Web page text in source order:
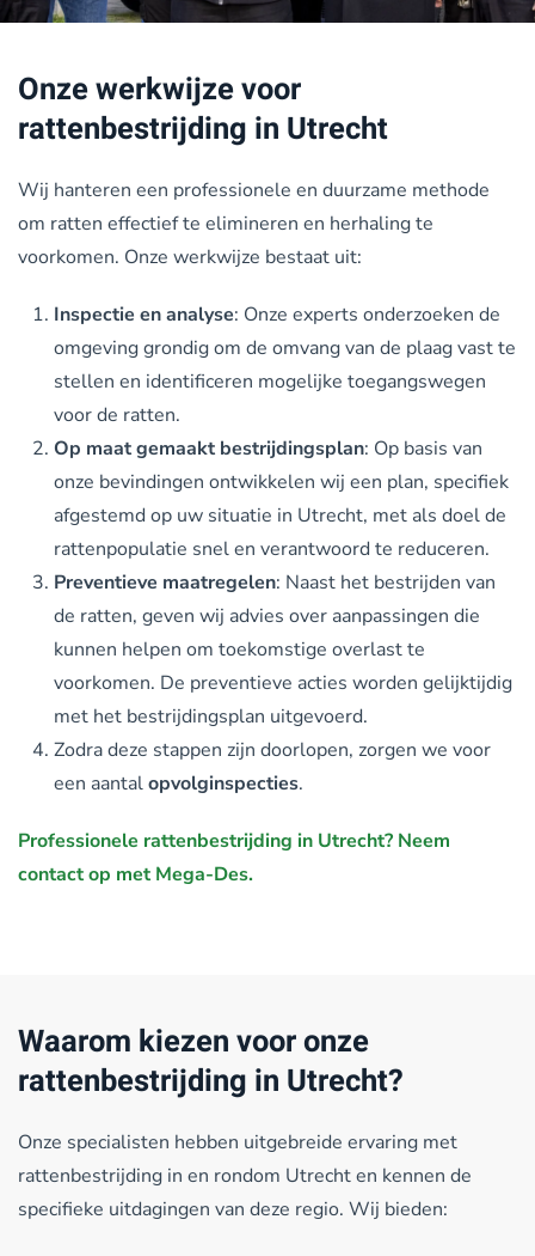
Onze werkwijze voor
rattenbestrijding in Utrecht
Wij hanteren een professionele en duurzame methode
om ratten effectief te elimineren en herhaling te
voorkomen. Onze werkwijze bestaat uit:
Inspectie en analyse: Onze experts onderzoeken de
omgeving grondig om de omvang van de plaag vast te
stellen en identificeren mogelijke toegangswegen
voor de ratten.
Op maat gemaakt bestrijdingsplan: Op basis van
onze bevindingen ontwikkelen wij een plan, specifiek
afgestemd op uw situatie in Utrecht, met als doel de
rattenpopulatie snel en verantwoord te reduceren.
Preventieve maatregelen: Naast het bestrijden van
de ratten, geven wij advies over aanpassingen die
kunnen helpen om toekomstige overlast te
voorkomen. De preventieve acties worden gelijktijdig
met het bestrijdingsplan uitgevoerd.
Zodra deze stappen zijn doorlopen, zorgen we voor
een aantalopvolginspecties.
Professionele rattenbestrijding in Utrecht? Neem
contact op met Mega-Des.
Waarom kiezen voor onze
rattenbestrijding in Utrecht?
Onze specialisten hebben uitgebreide ervaring met
rattenbestrijding in en rondom Utrecht en kennen de
specifieke uitdagingen van deze regio. Wij bieden: